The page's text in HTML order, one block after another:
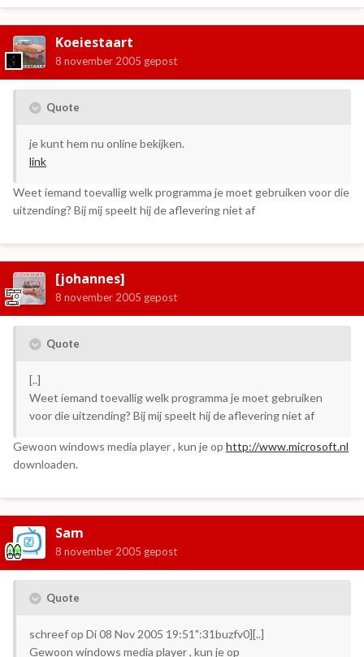
Koeiestaart
8 november 2005 gepost
Quote
je kunt hem nu online bekijken.
link
Weet iemand toevallig welk programma je moet gebruiken voor die
uitzending? Bij mij speelt hij de aflevering niet af
[johannes]
8 november 2005 gepost
Quote
[..]
Weet iemand toevallig welk programma je moet gebruiken
voor die uitzending? Bij mij speelt hij de aflevering niet af
Gewoon windows media player , kun je op http://www.microsoft.nl
downloaden.
Sam
8 november 2005 gepost
Quote
schreef op Di 08 Nov 2005 19:51":31buzfv0][..]
Gewoon windows media player , kun je op